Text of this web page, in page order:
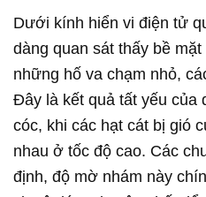
Dưới kính hiển vi điện tử
dàng quan sát thấy bề
những hố va chạm nhỏ,
Đây là kết quả tất yếu của
cóc, khi các hạt cát bị gió
nhau ở tốc độ cao. Các
định, độ mờ nhám này